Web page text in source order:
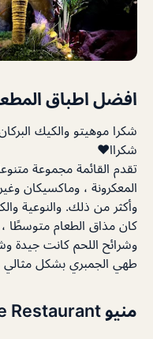
افضل اطباق
شكراا♥️
تقدم القائمة مجموعة
المعكرونة ، وماكسيكان
وأكثر من ذلك. والنوعية
كان مذاق الطعام متوسطًا ،
وشرائح اللحم كانت جيدة
طهي الجمبري بشكل مثالي
منيو Rainforest Cafe Restaurant دبي